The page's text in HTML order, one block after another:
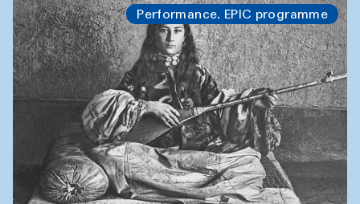
Performance. EPIC programme